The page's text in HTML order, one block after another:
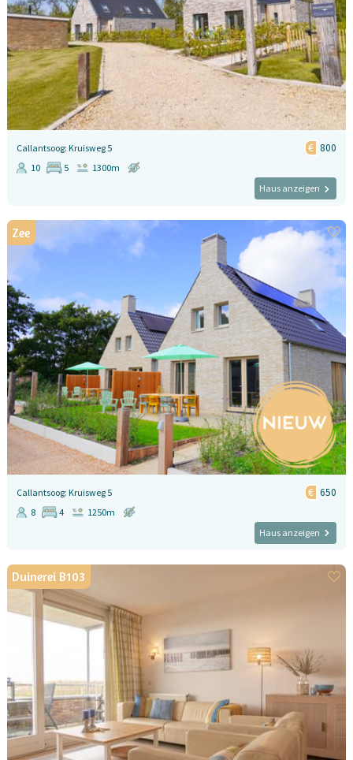
Callantsoog: Kruisweg 5 800
10 5
1300m
Haus anzeigen
Zee
Callantsoog: Kruisweg 5 650
8 4
1250m
Haus anzeigen
Duinerei B103